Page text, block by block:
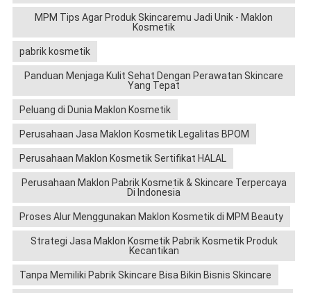
MPM Tips Agar Produk Skincaremu Jadi Unik - Maklon
Kosmetik
pabrik kosmetik
Panduan Menjaga Kulit Sehat Dengan Perawatan Skincare
Yang Tepat
Peluang di Dunia Maklon Kosmetik
Perusahaan Jasa Maklon Kosmetik Legalitas BPOM
Perusahaan Maklon Kosmetik Sertifikat HALAL
Perusahaan Maklon Pabrik Kosmetik & Skincare Terpercaya
Di Indonesia
Proses Alur Menggunakan Maklon Kosmetik di MPM Beauty
Strategi Jasa Maklon Kosmetik Pabrik Kosmetik Produk
Kecantikan
Tanpa Memiliki Pabrik Skincare Bisa Bikin Bisnis Skincare